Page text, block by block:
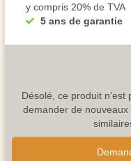
5 ans de garantie
y compris 20% de TVA
Désolé, ce produit n'est
demander de